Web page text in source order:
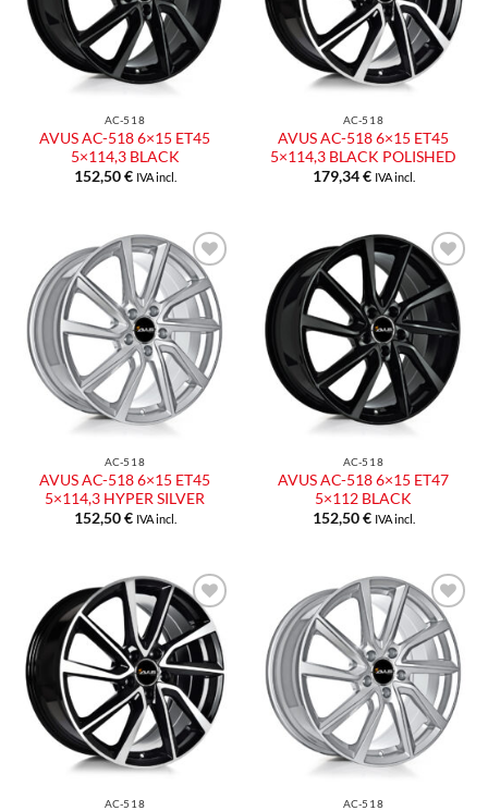
AC-518
AVUS AC-518 6×15 ET45
5×114,3 BLACK
152,50€ IVA incl.
AC-518
AVUS AC-518 6×15 ET45
5×114,3 BLACK POLISHED
179,34€ IVA incl.
Aggiungi
alla lista
dei
desideri
AC-518
AVUS AC-518 6×15 ET45
5×114,3 HYPER SILVER
152,50€ IVA incl.
Aggiungi
alla lista
dei
desideri
AC-518
AVUS AC-518 6×15 ET47
5×112 BLACK
152,50€ IVA incl.
Aggiungi
alla lista
dei
desideri
AC-518
Aggiungi
alla lista
dei
desideri
AC-518